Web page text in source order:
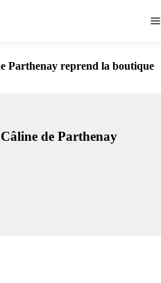
Parthenay reprend la boutique
de Parthenay